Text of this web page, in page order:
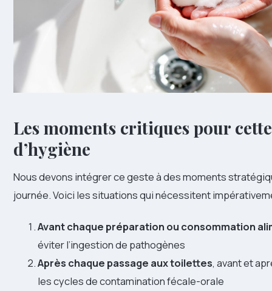
Les moments critiques pour
d’hygiène
Nous devons intégrer ce geste à des moments
journée. Voici les situations qui nécessitent
Avant chaque préparation ou consommation
éviter l’ingestion de pathogènes
Après chaque passage aux toilettes, avant et
les cycles de contamination fécale-orale